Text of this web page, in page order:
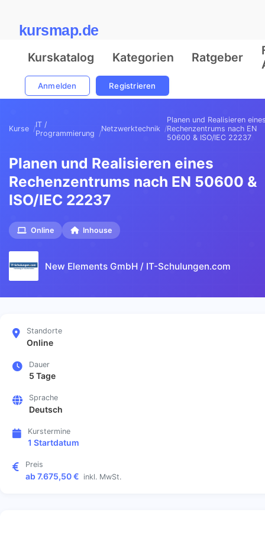
kursmap.de
Kurskatalog Kategorien Ratgeber
Anmelden Registrieren
Kurse
IT /
Programmierung
Netzwerktechnik
Planen und Realisieren
Rechenzentrums nach EN
50600 & ISO/IEC 22237
Planen und Realisieren eines
Rechenzentrums nach EN 50600 &
ISO/IEC 22237
Online Inhouse
New Elements GmbH / IT-Schulungen.com
Standorte
Online
Dauer
5 Tage
Sprache
Deutsch
Kurstermine
1 Startdatum
Preis
ab 7.675,50 € inkl. MwSt.